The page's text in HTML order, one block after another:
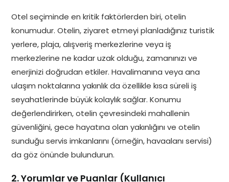
Otel seçiminde en kritik faktörlerden biri, otelin
konumudur. Otelin, ziyaret etmeyi planladığınız turistik
yerlere, plaja, alışveriş merkezlerine veya iş
merkezlerine ne kadar uzak olduğu, zamanınızı ve
enerjinizi doğrudan etkiler. Havalimanına veya ana
ulaşım noktalarına yakınlık da özellikle kısa süreli iş
seyahatlerinde büyük kolaylık sağlar. Konumu
değerlendirirken, otelin çevresindeki mahallenin
güvenliğini, gece hayatına olan yakınlığını ve otelin
sunduğu servis imkanlarını (örneğin, havaalanı servisi)
da göz önünde bulundurun.
2. Yorumlar ve Puanlar (Kullanıcı